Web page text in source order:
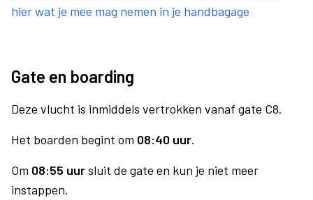
hier wat je mee mag nemen in je handbagage
Gate en boarding
Deze vlucht is inmiddels vertrokken vanaf gate C8.
Het boarden begint om 08:40 uur.
Om 08:55 uursluit de gate en kun je niet meer
instappen.